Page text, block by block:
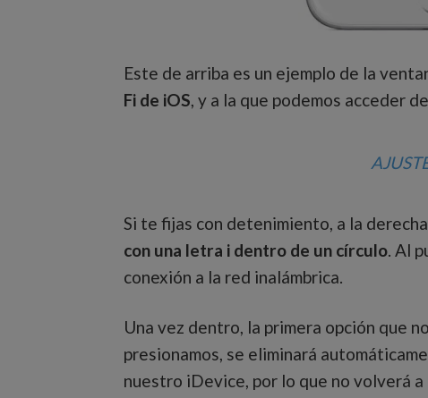
Este de arriba es un ejemplo de la
Fi de iOS, y a la que podemos acceder
Si te fijas con detenimiento, a la
con una letra i dentro de un círculo. Al
conexión a la red inalámbrica.
Una vez dentro, la primera opción que
presionamos, se eliminará
nuestro iDevice, por lo que no volverá